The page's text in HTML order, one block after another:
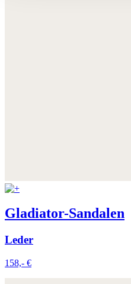
Gladiator-Sandalen
Leder
158,- €